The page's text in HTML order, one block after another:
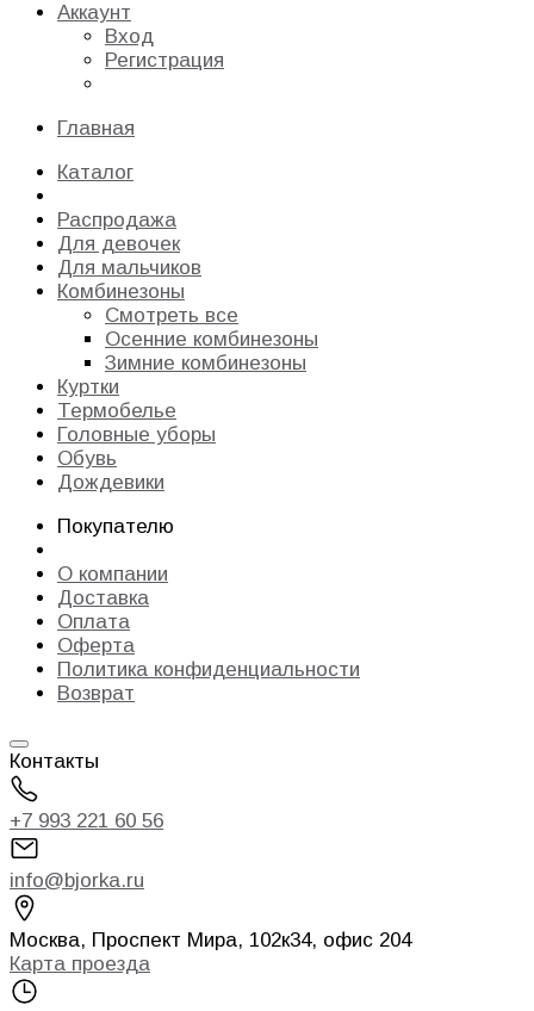
Аккаунт
Вход
Регистрация
Главная
Каталог
Распродажа
Для девочек
Для мальчиков
Комбинезоны
Смотреть все
Осенние комбинезоны
Зимние комбинезоны
Куртки
Термобелье
Головные уборы
Обувь
Дождевики
Покупателю
О компании
Доставка
Оплата
Оферта
Политика конфиденциальности
Возврат
Контакты
+7 993 221 60 56
info@bjorka.ru
Москва, Проспект Мира, 102к34, офис 204
Карта проезда